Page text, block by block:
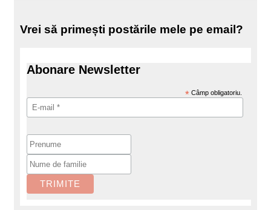
Vrei să primești postările mele pe email?
Abonare Newsletter
* Câmp obligatoriu.